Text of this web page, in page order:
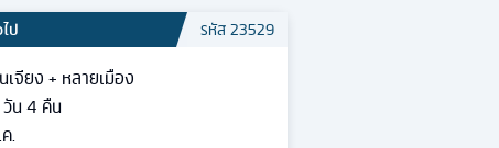
ป รหัส23529
เจียง + หลายเมือง
น4 คืน
.